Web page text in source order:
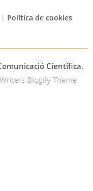
| Política de cookies
Científica.
Writers Blogily Theme